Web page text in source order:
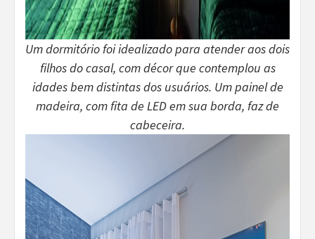
Um dormitório foi idealizado para atender aos dois
filhos do casal, com décor que contemplou as
idades bem distintas dos usuários. Um painel de
madeira, com fita de LED em sua borda, faz de
cabeceira.